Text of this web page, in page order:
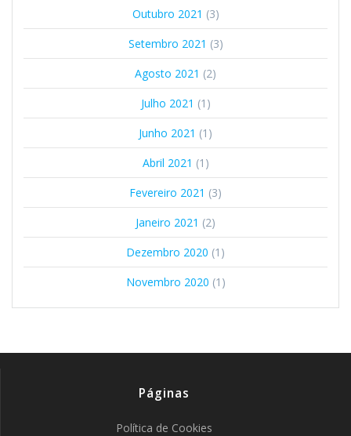
Outubro 2021 (3)
Setembro 2021 (3)
Agosto 2021 (2)
Julho 2021 (1)
Junho 2021 (1)
Abril 2021 (1)
Fevereiro 2021 (3)
Janeiro 2021 (2)
Dezembro 2020 (1)
Novembro 2020 (1)
Páginas
Política de Cookies